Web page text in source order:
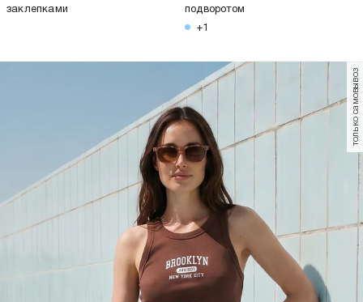
заклепками
подворотом
+1
только самовывоз